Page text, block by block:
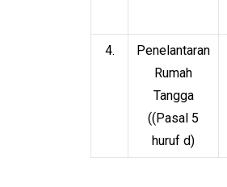
4.
Penelantaran
Rumah
Tangga
((Pasal 5
huruf d)